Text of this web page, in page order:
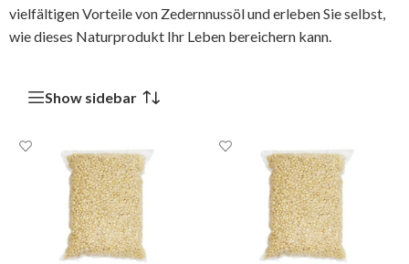
vielfältigen Vorteile von Zedernnussöl und erleben Sie selbst,
wie dieses Naturprodukt Ihr Leben bereichern kann.
Show sidebar